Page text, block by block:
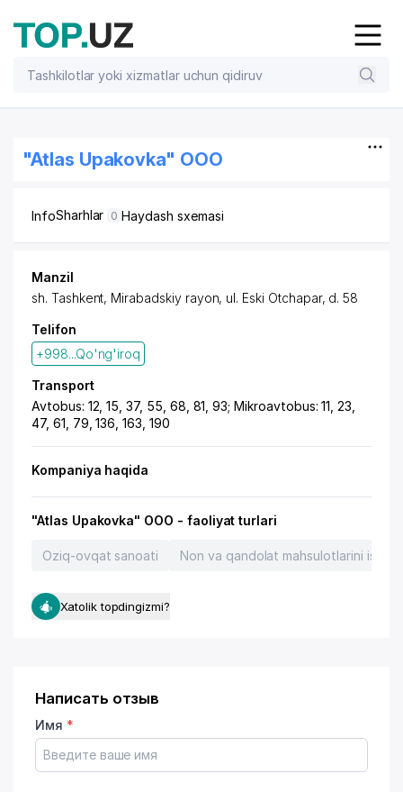
"Atlas Upakovka" OOO
InfoSharhlar 0 Haydash sxemasi
Manzil
sh. Tashkent, Mirabadskiy rayon, ul. Eski Otchapar, d. 58
Telifon
+998...Qo'ng'iroq
Transport
Avtobus: 12, 15, 37, 55, 68, 81, 93; Mikroavtobus: 11, 23,
47, 61, 79, 136, 163, 190
Kompaniya haqida
"Atlas Upakovka" OOO - faoliyat turlari
Oziq-ovqat sanoati Non va qandolat mahsulotlarini
Xatolik topdingizmi?
Написать отзыв
Имя *